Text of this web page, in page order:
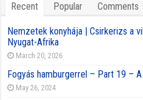
Recent Popular Comments
Nemzetek konyhája | Csirkerizs a
Nyugat-Afrika
March 20, 2026
Fogyás hamburgerrel – Part 19 –
May 26, 2024